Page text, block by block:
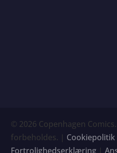
© 2026 Copenhagen
forbeholdes. | Cookiepolitik
Fortrolighedserklæring |